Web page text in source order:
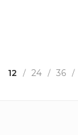
12 / 24 / 36 /